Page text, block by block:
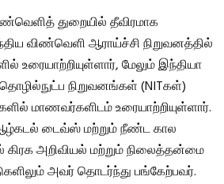
துறையில் தீவிரமாக
விண்வெளி ஆராய்ச்சி நிறுவனத்தில்
உரையாற்றியுள்ளார், மேலும் இந்தியா
நிறுவனங்கள் (NITகள்)
மாணவர்களிடம் உரையாற்றியுள்ளார்.
டைவ்ஸ் மற்றும் நீண்ட கால
அறிவியல் மற்றும் நிலைத்தன்மை
அவர் தொடர்ந்து பங்கேற்பவர்.